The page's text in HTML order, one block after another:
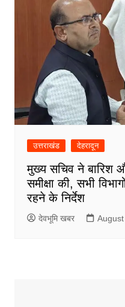
उत्तराखंड देहरादून
मुख्य सचिव ने बारिश
समीक्षा की, सभी
रहने के निर्देश
देवभूमि खबर